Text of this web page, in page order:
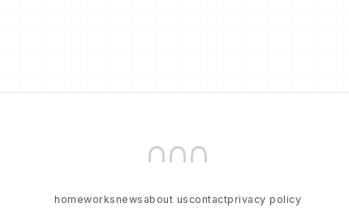
homeworksnews about us contactprivacy policy